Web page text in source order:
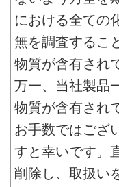
における全ての
無を調査するこ
物質が含有され
万一、当社製品
物質が含有され
お手数ではござ
すと幸いです。
削除し、取扱い